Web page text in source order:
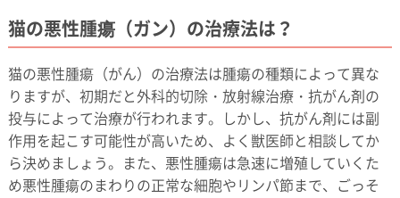
猫の悪性腫瘍（ガン）の治療法は？
猫の悪性腫瘍（がん）の治療法は腫瘍の種類によって異な
りますが、初期だと外科的切除・放射線治療・抗がん剤の
投与によって治療が行われます。しかし、抗がん剤には副
作用を起こす可能性が高いため、よく獣医師と相談してか
ら決めましょう。また、悪性腫瘍は急速に増殖していくた
め悪性腫瘍のまわりの正常な細胞やリンパ節まで、ごっそ